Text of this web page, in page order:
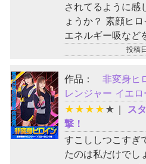
されてるように感
ょうか？ 素顔ヒ
エネルギー吸など
投稿
作品： 非変身ヒ
レンジャー イエ
★ ★ ★ ★ ★ ｜ ス
撃！
すこししつこすぎ
たのは私だけでし